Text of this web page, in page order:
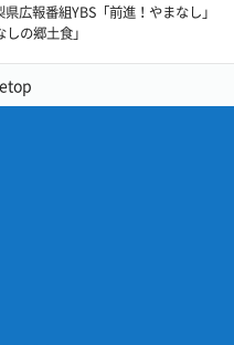
県広報番組YBS「前進！やまなし」
の郷土食」